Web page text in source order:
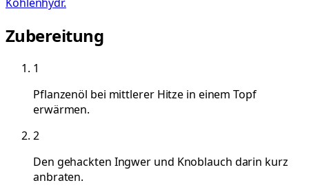
Zubereitung
1
Pflanzenöl bei mittlerer Hitze in einem Topf
erwärmen.
2
Den gehackten Ingwer und Knoblauch darin kurz
anbraten.